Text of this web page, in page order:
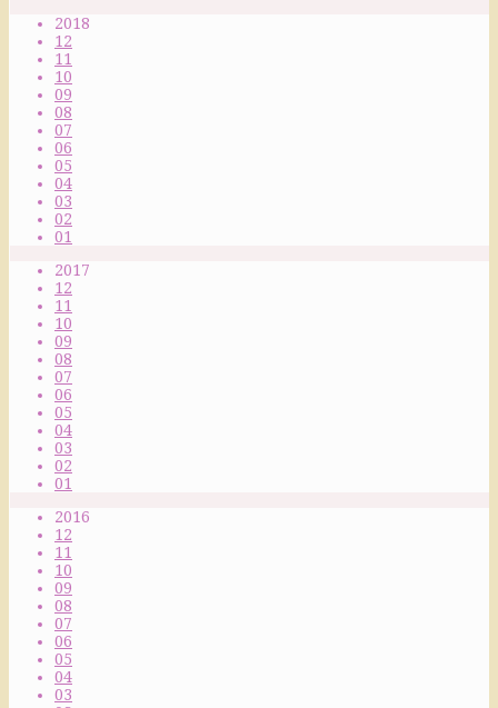
2018
12
11
10
09
08
07
06
05
04
03
02
01
2017
12
11
10
09
08
07
06
05
04
03
02
01
2016
12
11
10
09
08
07
06
05
04
03